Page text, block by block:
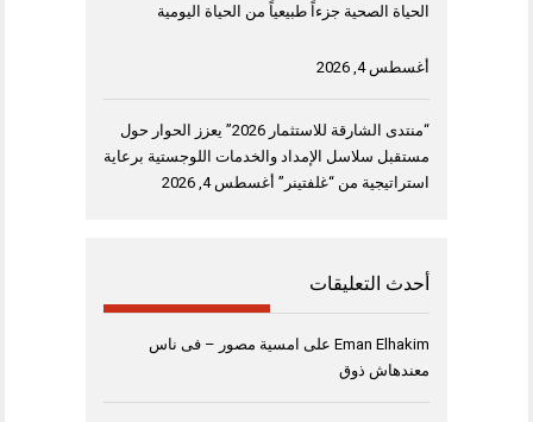
الحياة الصحية جزءاً طبيعياً من الحياة اليومية
أغسطس 4, 2026
“منتدى الشارقة للاستثمار 2026” يعزز الحوار حول
مستقبل سلاسل الإمداد والخدمات اللوجستية برعاية
استراتيجية من “غلفتينر” أغسطس 4, 2026
أحدث التعليقات
Eman Elhakim على امسية مصور – فى ناس
معندهاش ذوق